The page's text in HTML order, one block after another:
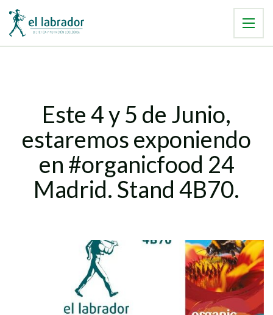
Este 4 y 5 de Junio,
estaremos exponiendo
en #organicfood 24
Madrid. Stand 4B70.